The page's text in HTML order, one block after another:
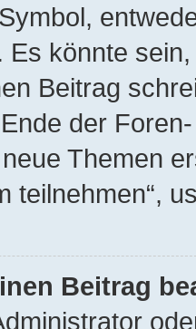
Es könnte
Beitrag
der
Themen
teilnehmen“,
Beitrag